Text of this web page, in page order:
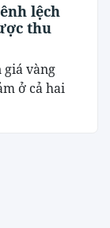
lệch
thu
giá vàng
ở cả hai